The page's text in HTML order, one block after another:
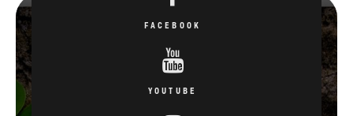
YOUTUBE
INSTAGRAM